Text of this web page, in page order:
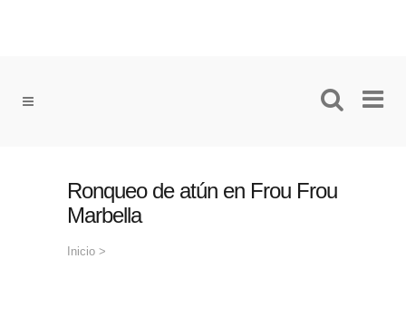
Ronqueo de atún en Frou Frou
Marbella
Inicio >